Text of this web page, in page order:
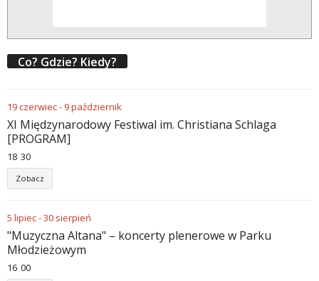
Co? Gdzie? Kiedy?
19czerwiec- 9październik
XI Międzynarodowy Festiwal im. Christiana Schlaga
[PROGRAM]
18 30
Zobacz
5 lipiec-30 sierpień
"Muzyczna Altana" – koncerty plenerowe w Parku
Młodzieżowym
16 00